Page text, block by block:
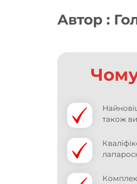
Автор :
також